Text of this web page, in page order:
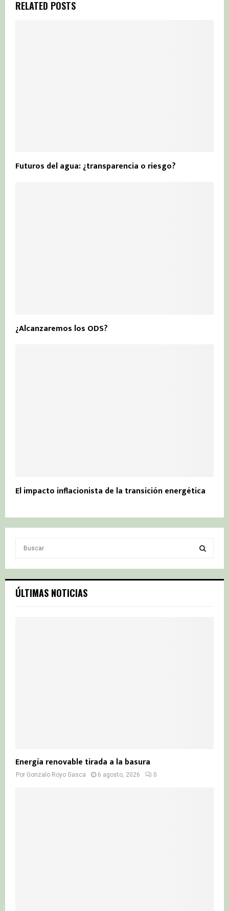
RELATED POSTS
Futuros del agua: ¿transparencia o riesgo?
¿Alcanzaremos los ODS?
El impacto inflacionista de la transición energética
c
h
S
ÚLTIMAS NOTICIAS
Energía renovable tirada a la basura
Por Gonzalo Royo Gasca 6 agosto, 2026 0